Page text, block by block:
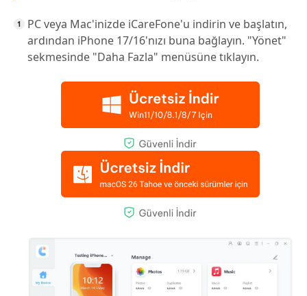
PC veya Mac'inizde iCareFone'u indirin ve başlatın,
ardından iPhone 17/16'nızı buna bağlayın. "Yönet"
sekmesinde "Daha Fazla" menüsüne tıklayın.